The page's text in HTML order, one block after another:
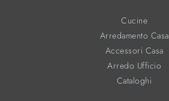
Cucine
Arredamento Casa
Accessori Casa
Arredo Ufficio
Cataloghi